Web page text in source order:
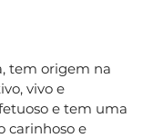
tem origem na
vivo e
e tem uma
carinhoso e